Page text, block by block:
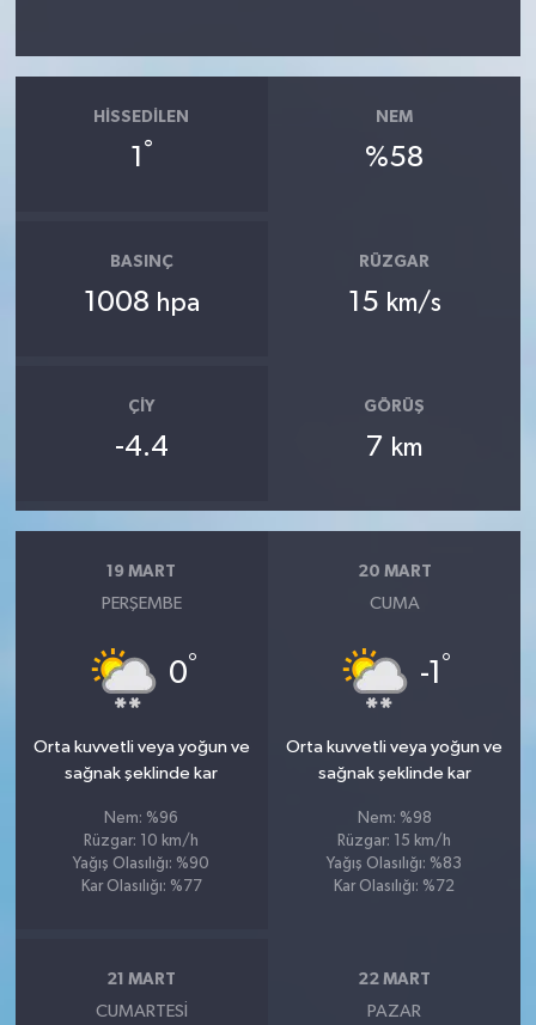
HISSEDILEN
1 °
NEM
%58
BASINÇ
1008 hpa
RÜZGAR
15 km/s
ÇIY
-4.4
GÖRÜŞ
7 km
19 MART
PERŞEMBE
0°
Orta kuvvetli veya yoğun ve
sağnak şeklinde kar
Nem: %96
Rüzgar: 10 km/h
Yağış Olasılığı: %90
Kar Olasılığı: %77
20 MART
CUMA
-1 °
Orta kuvvetli veya yoğun ve
sağnak şeklinde kar
Nem: %98
Rüzgar: 15 km/h
Yağış Olasılığı: %83
Kar Olasılığı: %72
21 MART
CUMARTESI
22 MART
PAZAR